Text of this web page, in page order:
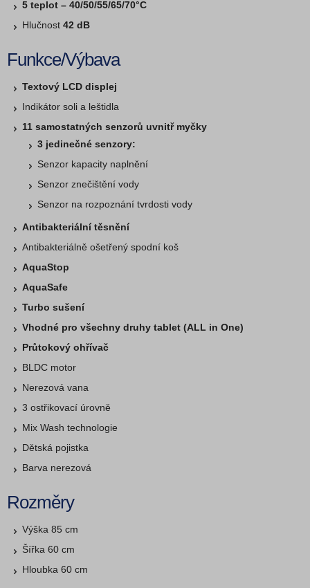
5 teplot – 40/50/55/65/70°C
Hlučnost 42 dB
Funkce/Výbava
Textový LCD displej
Indikátor soli a leštidla
11 samostatných senzorů uvnitř myčky
3 jedinečné senzory:
Senzor kapacity naplnění
Senzor znečištění vody
Senzor na rozpoznání tvrdosti vody
Antibakteriální těsnění
Antibakteriálně ošetřený spodní koš
AquaStop
AquaSafe
Turbo sušení
Vhodné pro všechny druhy tablet (ALL in One)
Průtokový ohřívač
BLDC motor
Nerezová vana
3 ostřikovací úrovně
Mix Wash technologie
Dětská pojistka
Barva nerezová
Rozměry
Výška 85 cm
Šířka 60 cm
Hloubka 60 cm